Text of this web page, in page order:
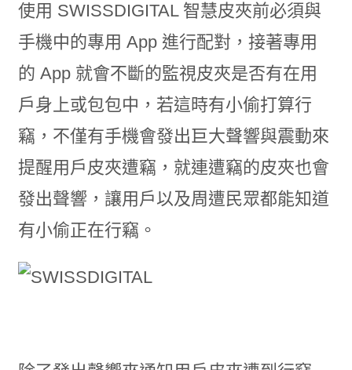
使用 SWISSDIGITAL 智慧皮夾前必須與
手機中的專用 App 進行配對，接著專用
的 App 就會不斷的監視皮夾是否有在用
戶身上或包包中，若這時有小偷打算行
竊，不僅有手機會發出巨大聲響與震動來
提醒用戶皮夾遭竊，就連遭竊的皮夾也會
發出聲響，讓用戶以及周遭民眾都能知道
有小偷正在行竊。